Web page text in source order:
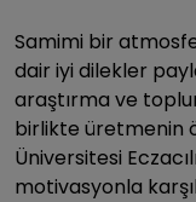
Samimi bir
dair iyi dilekler
araştırma ve
birlikte üretmenin
Üniversitesi
motivasyonla